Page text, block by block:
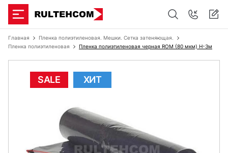
Главная
Пленка полиэтиленовая. Мешки. Сетка затеняющая.
Пленка полиэтиленовая
Пленка полиэтиленовая черная ROM (80 мкм) Н-3м
SALE ХИТ